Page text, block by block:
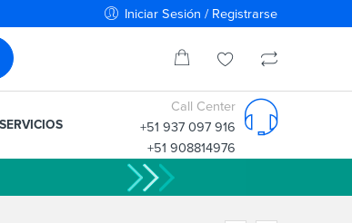
Iniciar Sesión / Registrarse
SERVICIOS
Call Center
+51 937 097 916
+51 908814976